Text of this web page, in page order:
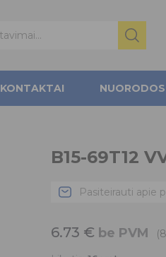
KONTAKTAI NUORODOS
B15-69T12
Pasiteirauti apie
6.73 € be PVM